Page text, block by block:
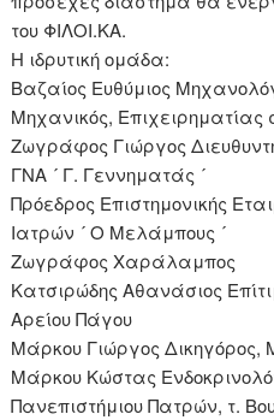
του ΦΙΛΟΙ.ΚΑ.
Η ιδρυτική ομάδα:
Βαζαίος Ευθύμιος
Μηχανικός,
Ζωγράφος Γιώργος
ΓΝΑ ´ Γ. Γεννηματάς ´
Πρόεδρος Επιστημονικής
Ιατρών ´ Ο Μελάμπους ´
Ζωγράφος Χαράλαμπος
Κατσιρώδης Αθανάσιος
Αρείου Πάγου
Μάρκου Γιώργος Δικηγόρος,
Μάρκου Κώστας
Πανεπιστήμιου Πατρών, τ.